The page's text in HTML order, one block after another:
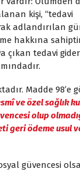
kişi, “tedavi
adlandırılan
hakkına
çıkan tedavi
Madde 98’e
ve özel sağlık
olup
geri ödeme usul
güvencesi